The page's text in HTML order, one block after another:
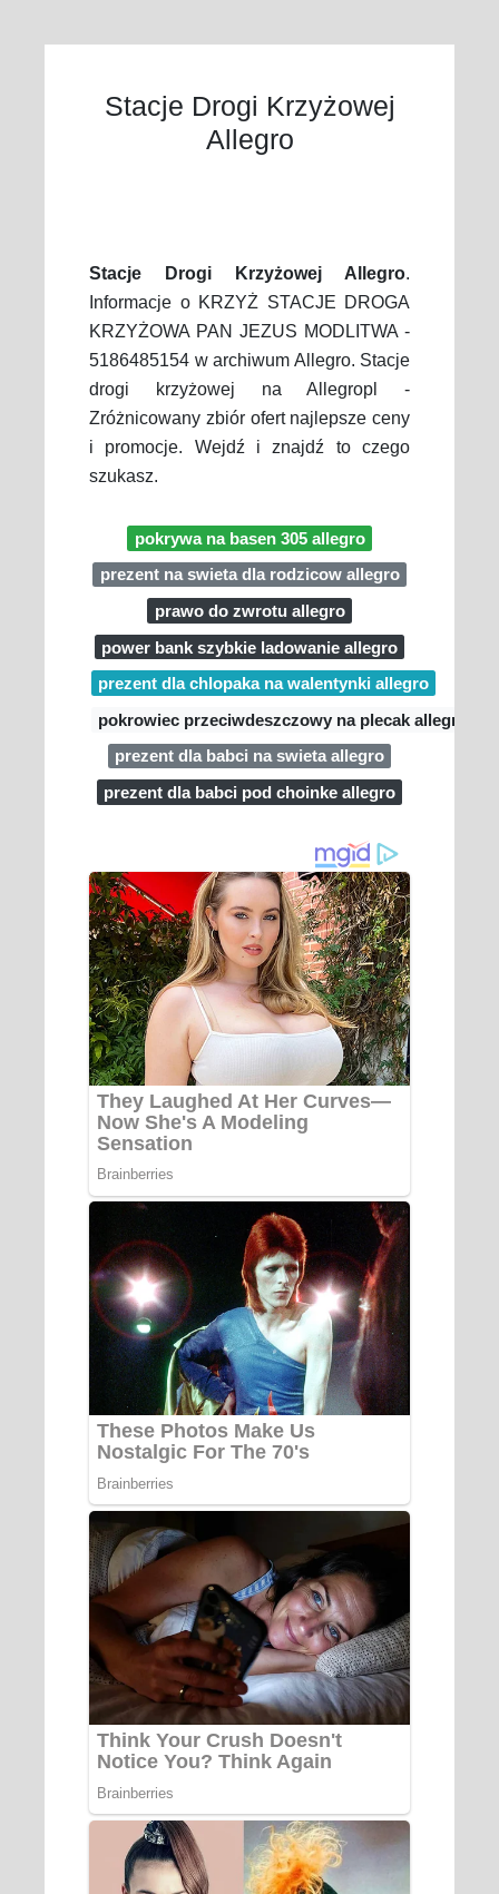
Stacje Drogi Krzyżowej
Allegro
Stacje Drogi Krzyżowej Allegro.
Informacje o KRZYŻ STACJE DROGA
KRZYŻOWA PAN JEZUS MODLITWA -
5186485154 w archiwum Allegro. Stacje
drogi krzyżowej na Allegropl -
Zróżnicowany zbiór ofert najlepsze ceny
i promocje. Wejdź i znajdź to czego
szukasz.
pokrywa na basen 305 allegro
prezent na swieta dla rodzicow allegro
prawo do zwrotu allegro
power bank szybkie ladowanie allegro
prezent dla chlopaka na walentynki allegro
pokrowiec przeciwdeszczowy na plecak allegro
prezent dla babci na swieta allegro
prezent dla babci pod choinke allegro